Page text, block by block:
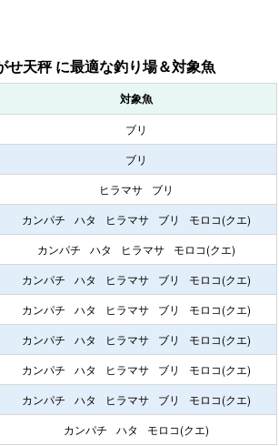
せ天秤 に最適な釣り場＆対象魚
対象魚
ブリ
ブリ
ヒラマサ
ブリ
カンパチ ハタ ヒラマサ ブリ
モロコ(クエ)
カンパチ ハタ ヒラマサ
モロコ(クエ)
カンパチ ハタ ヒラマサ ブリ
モロコ(クエ)
カンパチ ハタ ヒラマサ ブリ
モロコ(クエ)
カンパチ ハタ ヒラマサ ブリ
モロコ(クエ)
カンパチ ハタ ヒラマサ ブリ
モロコ(クエ)
カンパチ ハタ ヒラマサ ブリ
モロコ(クエ)
カンパチ ハタ モロコ(クエ)